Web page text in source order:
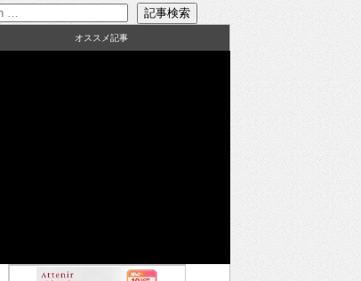
オススメ記事